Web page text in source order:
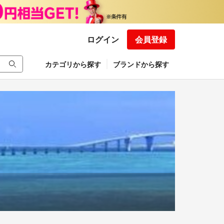
ログイン 会員登録
カテゴリから探す ブランドから探す